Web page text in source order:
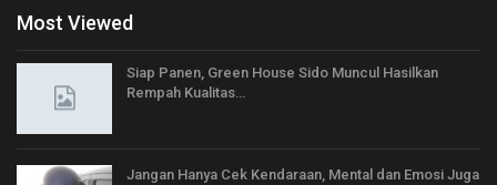
Most Viewed
Siap Panen, Green House Sido Muncul Hasilkan
Rempah Kualitas…
Jangan Hanya Cek Kendaraan, Mental dan Emosi Juga